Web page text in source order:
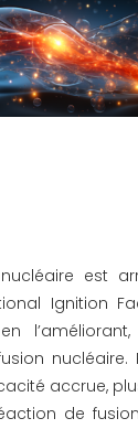
est
Ignition
nucléaire.
accrue,
de